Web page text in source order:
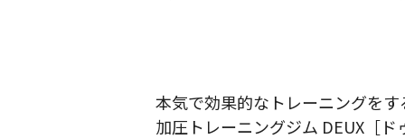
本気で効果的なトレーニングをす
加圧トレーニングジム DEUX［ド